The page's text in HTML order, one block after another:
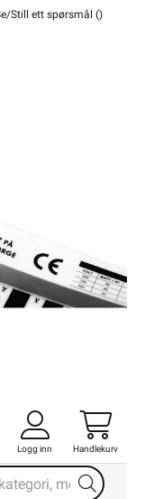
60W/m2
Still ett spørsmål ()
Logg inn Handlekurv